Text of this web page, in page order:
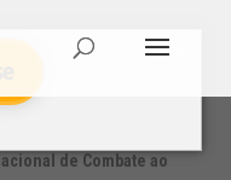
de Combate ao